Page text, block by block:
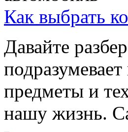
Как выбрать
Давайте
предметы и
нашу жизнь.